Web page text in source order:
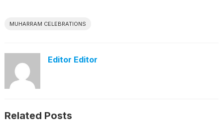
MUHARRAM CELEBRATIONS
Editor Editor
Related Posts